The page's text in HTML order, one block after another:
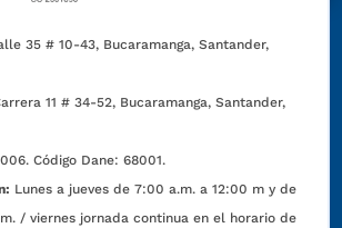
35 # 10-43, Bucaramanga, Santander,
11 # 34-52, Bucaramanga, Santander,
Código Dane: 68001.
Lunes a jueves de 7:00 a.m. a 12:00 m y de
/ viernes jornada continua en el horario de